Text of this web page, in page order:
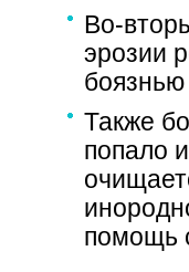
Во-
эрозии
Также
попало
помощь